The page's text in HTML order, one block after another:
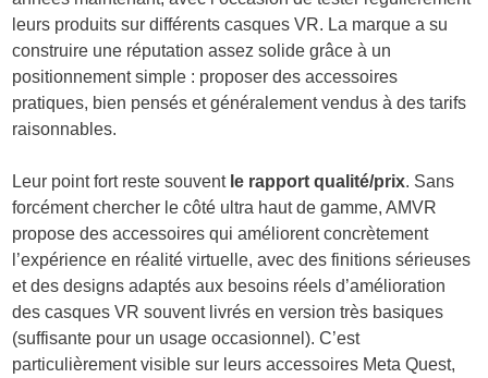
leurs produits sur différents casques VR. La marque a su
construire une réputation assez solide grâce à un
positionnement simple : proposer des accessoires
pratiques, bien pensés et généralement vendus à des tarifs
raisonnables.
Leur point fort reste souvent le rapport qualité/prix. Sans
forcément chercher le côté ultra haut de gamme, AMVR
propose des accessoires qui améliorent concrètement
l’expérience en réalité virtuelle, avec des finitions sérieuses
et des designs adaptés aux besoins réels d’amélioration
des casques VR souvent livrés en version très basiques
(suffisante pour un usage occasionnel). C’est
particulièrement visible sur leurs accessoires Meta Quest,